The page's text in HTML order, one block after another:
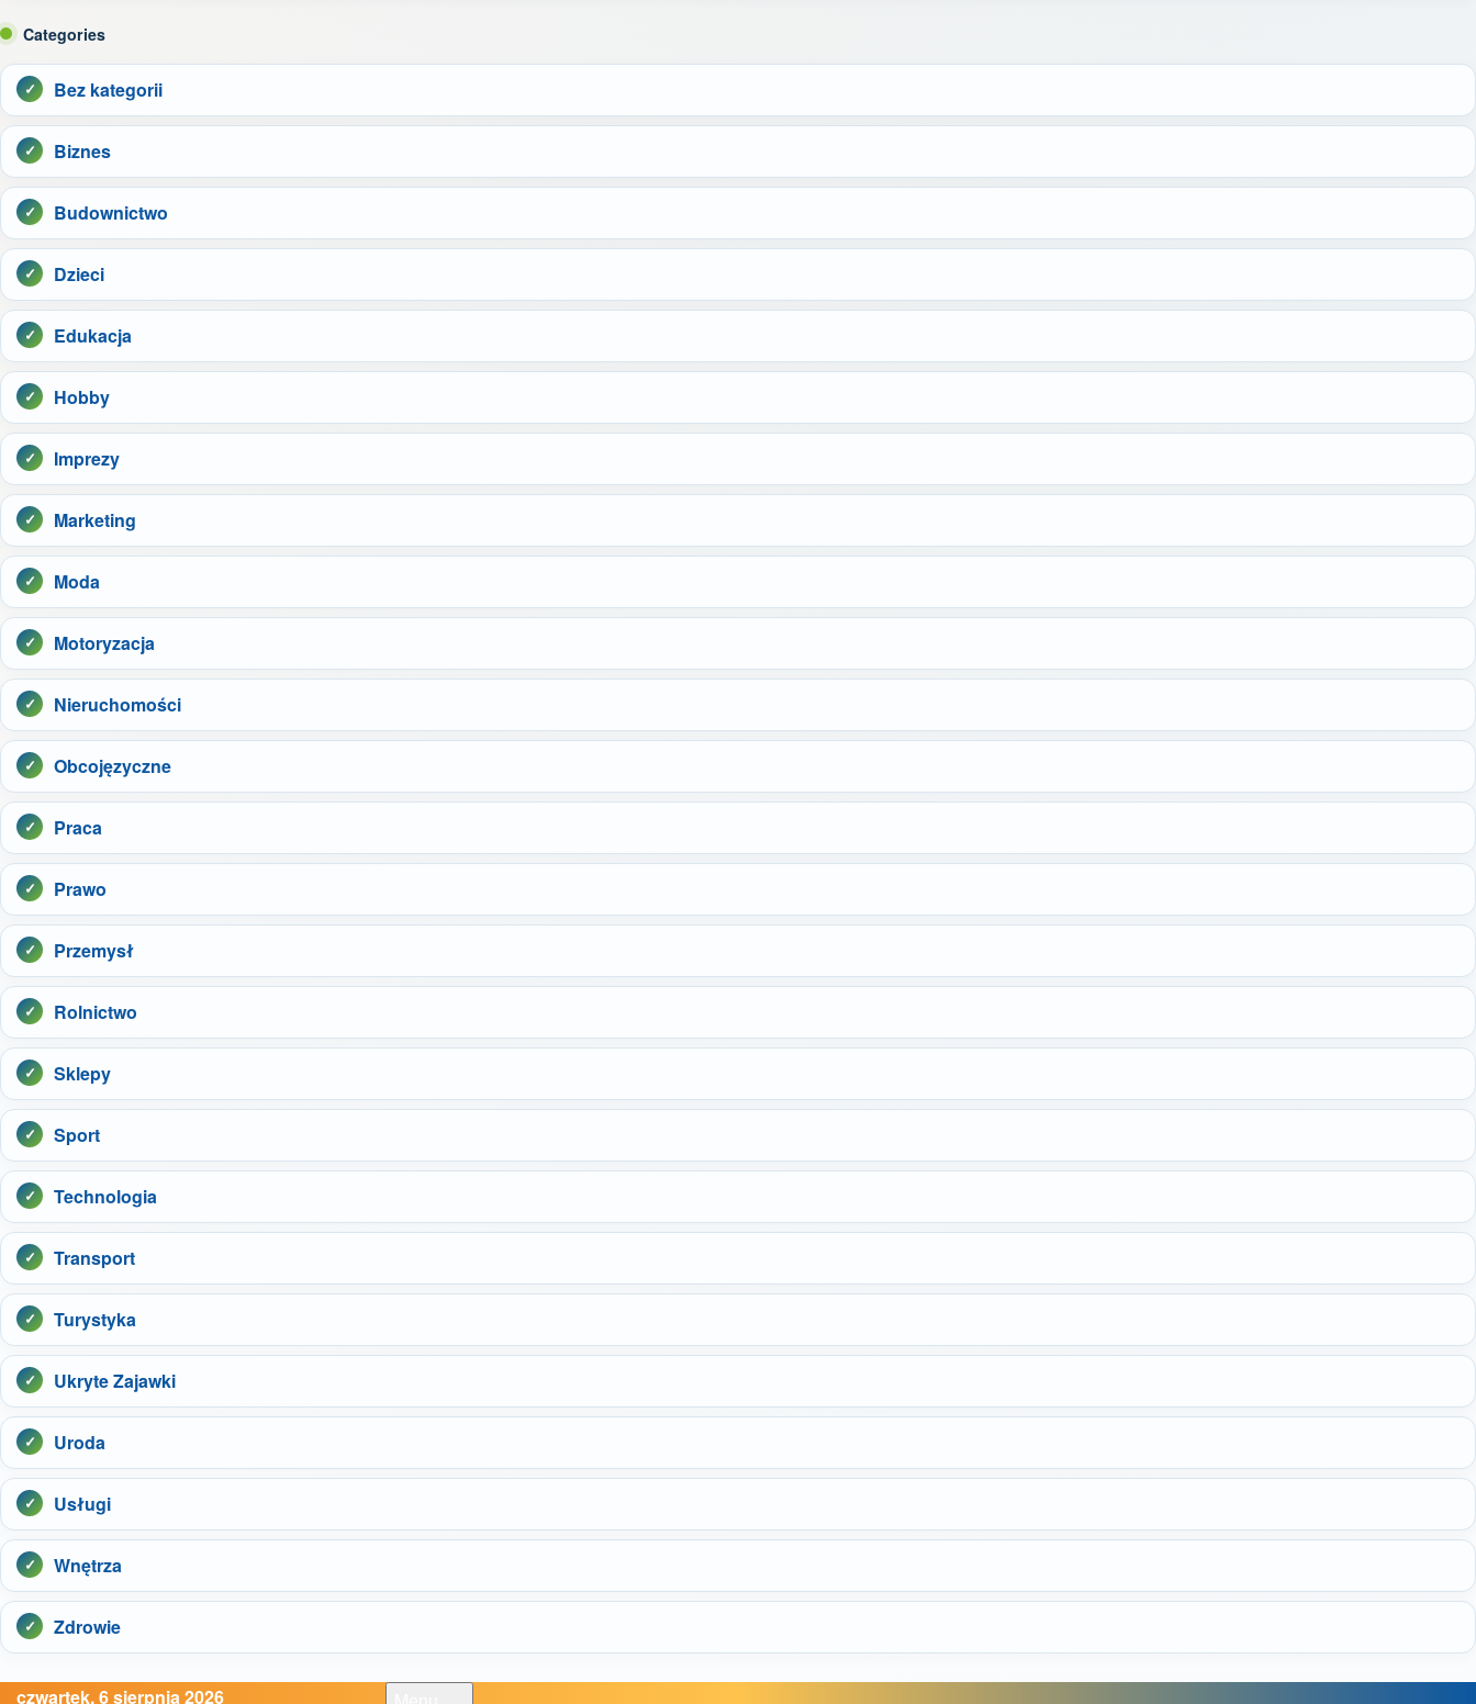
Categories
Bez kategorii
Biznes
Budownictwo
Dzieci
Edukacja
Hobby
Imprezy
Marketing
Moda
Motoryzacja
Nieruchomości
Obcojęzyczne
Praca
Prawo
Przemysł
Rolnictwo
Sklepy
Sport
Technologia
Transport
Turystyka
Ukryte Zajawki
Uroda
Usługi
Wnętrza
Zdrowie
czwartek, 6 sierpnia 2026